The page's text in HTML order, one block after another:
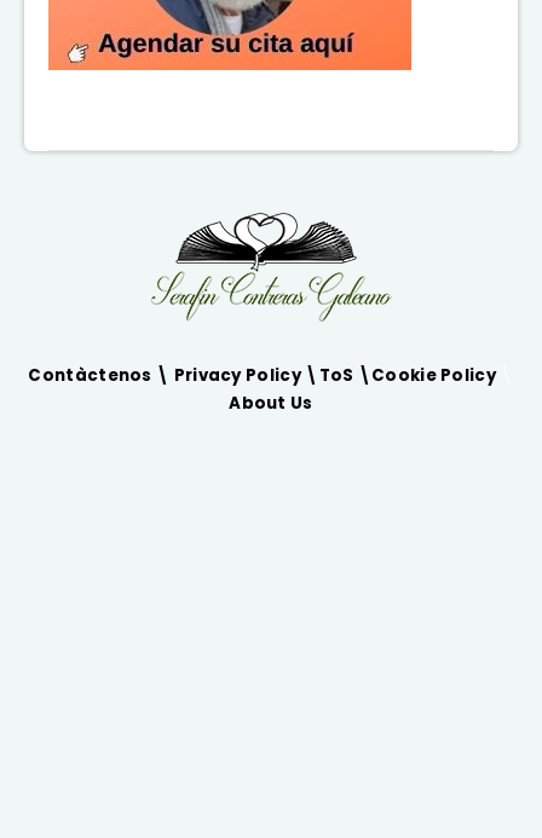
Contàctenos \ Privacy Policy \ ToS \ Cookie Policy\
About Us